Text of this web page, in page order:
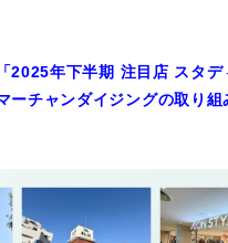
2025年下半期 注目店 スタデ
ーチャンダイジングの取り組